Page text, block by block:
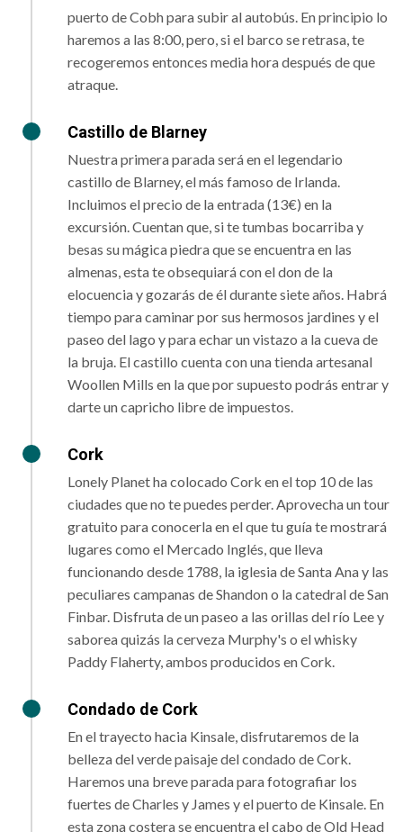
puerto de Cobh para subir al autobús. En principio lo
haremos a las 8:00, pero, si el barco se retrasa, te
recogeremos entonces media hora después de que
atraque.
Castillo de Blarney
Nuestra primera parada será en el legendario
castillo de Blarney, el más famoso de Irlanda.
Incluimos el precio de la entrada (13€) en la
excursión. Cuentan que, si te tumbas bocarriba y
besas su mágica piedra que se encuentra en las
almenas, esta te obsequiará con el don de la
elocuencia y gozarás de él durante siete años. Habrá
tiempo para caminar por sus hermosos jardines y el
paseo del lago y para echar un vistazo a la cueva de
la bruja. El castillo cuenta con una tienda artesanal
Woollen Mills en la que por supuesto podrás entrar y
darte un capricho libre de impuestos.
Cork
Lonely Planet ha colocado Cork en el top 10 de las
ciudades que no te puedes perder. Aprovecha un tour
gratuito para conocerla en el que tu guía te mostrará
lugares como el Mercado Inglés, que lleva
funcionando desde 1788, la iglesia de Santa Ana y las
peculiares campanas de Shandon o la catedral de San
Finbar. Disfruta de un paseo a las orillas del río Lee y
saborea quizás la cerveza Murphy's o el whisky
Paddy Flaherty, ambos producidos en Cork.
Condado de Cork
En el trayecto hacia Kinsale, disfrutaremos de la
belleza del verde paisaje del condado de Cork.
Haremos una breve parada para fotografiar los
fuertes de Charles y James y el puerto de Kinsale. En
esta zona costera se encuentra el cabo de Old Head